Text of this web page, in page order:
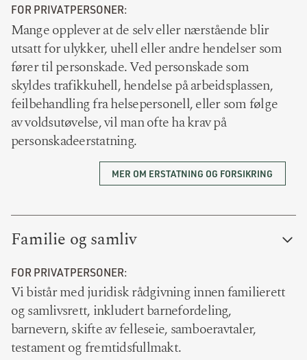
FOR PRIVATPERSONER:
Mange opplever at de selv eller nærstående blir
utsatt for ulykker, uhell eller andre hendelser som
fører til personskade. Ved personskade som
skyldes trafikkuhell, hendelse på arbeidsplassen,
feilbehandling fra helsepersonell, eller som følge
av voldsutøvelse, vil man ofte ha krav på
personskadeerstatning.
MER OM ERSTATNING OG FORSIKRING
Familie og samliv
FOR PRIVATPERSONER:
Vi bistår med juridisk rådgivning innen familierett
og samlivsrett, inkludert barnefordeling,
barnevern, skifte av felleseie, samboeravtaler,
testament og fremtidsfullmakt.